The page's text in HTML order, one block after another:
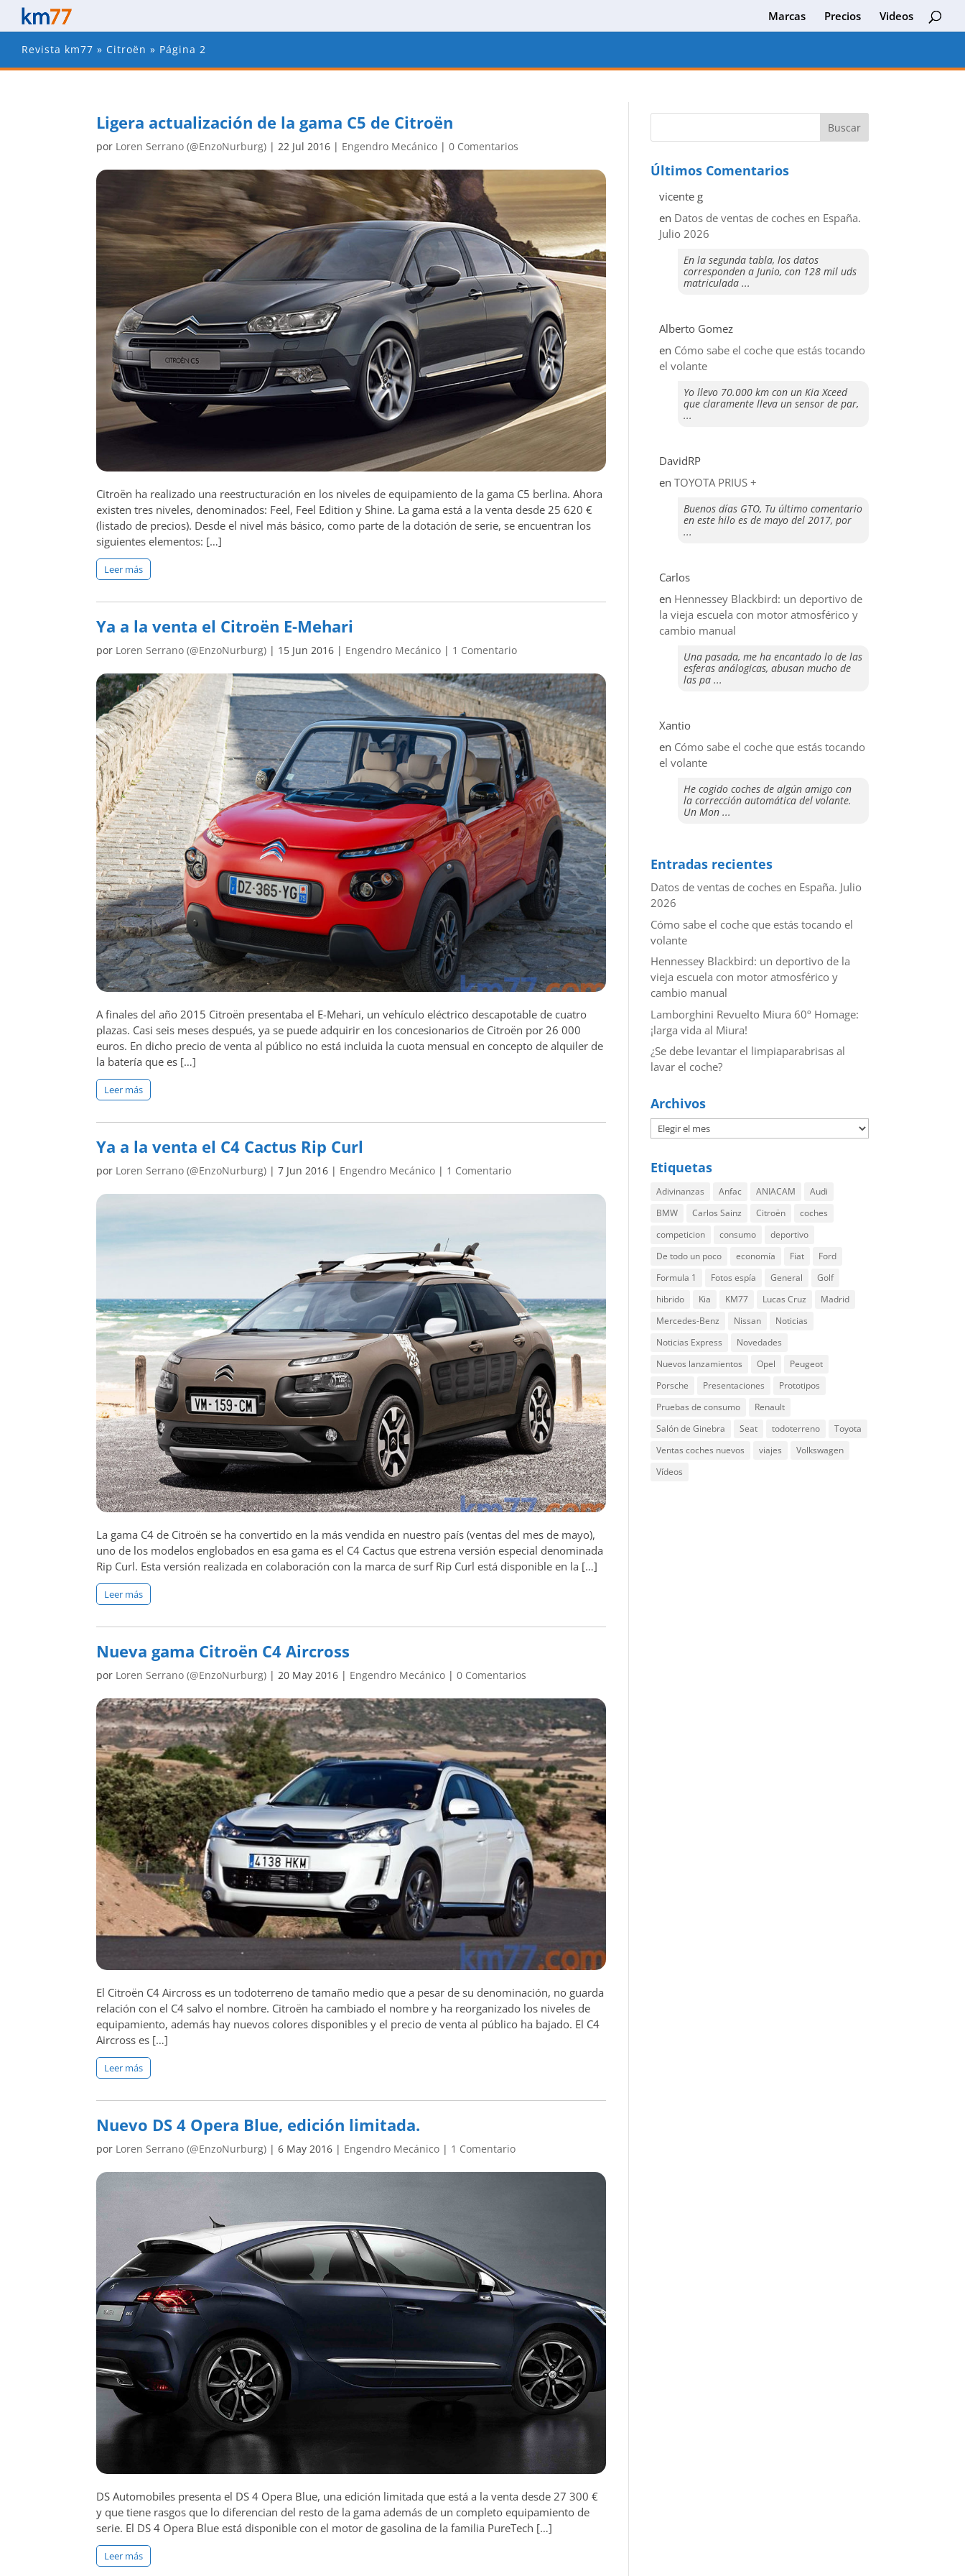
Marcas Precios Videos
Revista km77 » Citroën » Página 2
Ligera actualización de la gama C5 de Citroën
por Loren Serrano (@EnzoNurburg) |22 Jul 2016 | Engendro Mecánico |0 Comentarios
Citroën ha realizado una reestructuración en los niveles de equipamiento de la gama C5 berlina. Ahora
existen tres niveles, denominados: Feel, Feel Edition y Shine. La gama está a la venta desde 25 620 €
(listado de precios). Desde el nivel más básico, como parte de la dotación de serie, se encuentran los
siguientes elementos: […]
Leer más
Ya a la venta el Citroën E-Mehari
por Loren Serrano (@EnzoNurburg) | 15 Jun 2016 | Engendro Mecánico | 1 Comentario
A finales del año 2015 Citroën presentaba el E-Mehari, un vehículo eléctrico descapotable de cuatro
plazas. Casi seis meses después, ya se puede adquirir en los concesionarios de Citroën por 26 000
euros. En dicho precio de venta al público no está incluida la cuota mensual en concepto de alquiler de
la batería que es […]
Leer más
Ya a la venta el C4 Cactus Rip Curl
por Loren Serrano (@EnzoNurburg) |7 Jun 2016 | Engendro Mecánico | 1 Comentario
La gama C4 de Citroën se ha convertido en la más vendida en nuestro país (ventas del mes de mayo),
uno de los modelos englobados en esa gama es el C4 Cactus que estrena versión especial denominada
Rip Curl. Esta versión realizada en colaboración con la marca de surf Rip Curl está disponible en la […]
Leer más
Nueva gama Citroën C4 Aircross
por Loren Serrano (@EnzoNurburg) |20 May 2016 | Engendro Mecánico |0 Comentarios
El Citroën C4 Aircross es un todoterreno de tamaño medio que a pesar de su denominación, no guarda
relación con el C4 salvo el nombre. Citroën ha cambiado el nombre y ha reorganizado los niveles de
equipamiento, además hay nuevos colores disponibles y el precio de venta al público ha bajado. El C4
Aircross es […]
Leer más
Nuevo DS 4 Opera Blue, edición limitada.
por Loren Serrano (@EnzoNurburg) |6 May 2016 | Engendro Mecánico | 1 Comentario
DS Automobiles presenta el DS 4 Opera Blue, una edición limitada que está a la venta desde 27 300 €
y que tiene rasgos que lo diferencian del resto de la gama además de un completo equipamiento de
serie. El DS 4 Opera Blue está disponible con el motor de gasolina de la familia PureTech […]
Leer más
Últimos Comentarios
vicente g
en Datos de ventas de coches en España.
Julio 2026
En la segunda tabla, los datos
corresponden a Junio, con 128 mil uds
matriculada ...
Alberto Gomez
en ​Cómo sabe el coche que estás tocando
el volante
Yo llevo 70.000 km con un Kia Xceed
que claramente lleva un sensor de par,
...
DavidRP
enTOYOTA PRIUS +
Buenos días GTO, Tu último comentario
en este hilo es de mayo del 2017, por
...
Carlos
en Hennessey Blackbird: un deportivo de
la vieja escuela con motor atmosférico y
cambio manual
Una pasada, me ha encantado lo de las
esferas análogicas, abusan mucho de
las pa ...
Xantio
en ​Cómo sabe el coche que estás tocando
el volante
He cogido coches de algún amigo con
la corrección automática del volante.
Un Mon ...
Entradas recientes
Datos de ventas de coches en España. Julio
2026
​Cómo sabe el coche que estás tocando el
volante
Hennessey Blackbird: un deportivo de la
vieja escuela con motor atmosférico y
cambio manual
Lamborghini Revuelto Miura 60º Homage:
¡larga vida al Miura!
¿Se debe levantar el limpiaparabrisas al
lavar el coche?
Archivos
Etiquetas
Adivinanzas Anfac ANIACAM
Audi
BMW
Carlos Sainz Citroën
coches
competicion
consumo
deportivo
De todo un poco
economía Fiat
Ford
Formula 1
Fotos espía General
Golf
hibrido
Kia KM77 Lucas Cruz
Madrid
Mercedes-Benz
Nissan
Noticias
Noticias Express
Novedades
Nuevos lanzamientos
Opel
Peugeot
Porsche
Presentaciones
Prototipos
Pruebas de consumo
Renault
Salón de Ginebra
Seat todoterreno
Toyota
Ventas coches nuevos
viajes
Volkswagen
Vídeos